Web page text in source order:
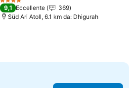
4 Stelle
9,1 Eccellente
369
Süd Ari Atoll, 6.1 km da: Dhigurah